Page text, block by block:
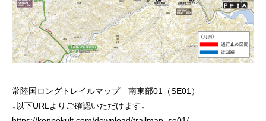
常陸国ロングトレイルマップ 南東部01（SE01）
↓以下URLよりご確認いただけます↓